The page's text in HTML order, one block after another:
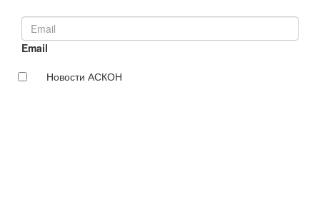
Email
Новости АСКОН